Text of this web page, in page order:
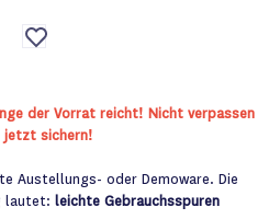
Auf
die
der Vorrat reicht! Nicht verpassen
jetzt sichern!
Austellungs- oder Demoware. Die
lautet: leichte Gebrauchsspuren